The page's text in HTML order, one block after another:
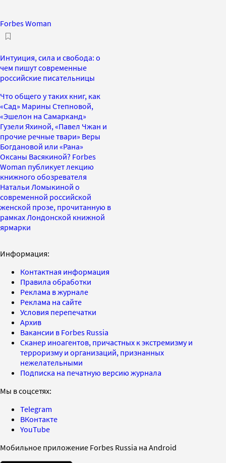
Forbes Woman
Интуиция, сила и свобода: о
чем пишут современные
российские писательницы
Что общего у таких книг, как
«Сад» Марины Степновой,
«Эшелон на Самарканд»
Гузели Яхиной, «Павел Чжан и
прочие речные твари» Веры
Богдановой или «Рана»
Оксаны Васякиной? Forbes
Woman публикует лекцию
книжного обозревателя
Натальи Ломыкиной о
современной российской
женской прозе, прочитанную в
рамках Лондонской книжной
ярмарки
Информация:
Контактная информация
Правила обработки
Реклама в журнале
Реклама на сайте
Условия перепечатки
Архив
Вакансии в Forbes Russia
Сканер иноагентов, причастных к экстремизму и
терроризму и организаций, признанных
нежелательными
Подписка на печатную версию журнала
Мы в соцсетях:
Telegram
ВКонтакте
YouTube
Мобильное приложение Forbes Russia на Android